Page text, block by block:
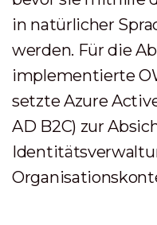
in natürlicher
werden. Für die
implementierte
setzte Azure
AD B2C) zur